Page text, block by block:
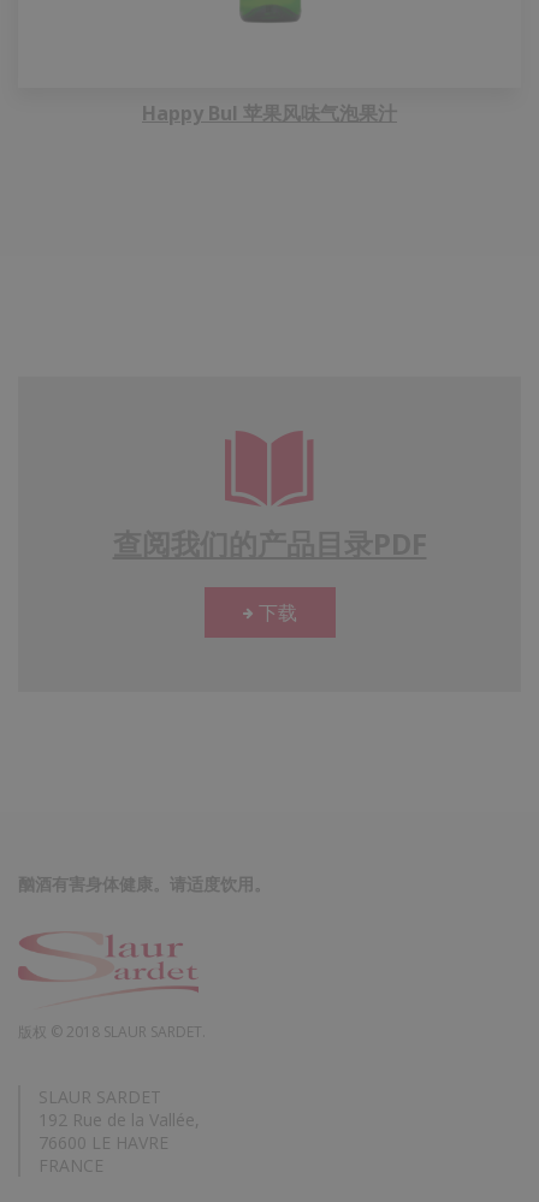
Happy Bul 苹果风味气泡果汁
下载
酗酒有害身体健康。请适度饮用。
版权 © 2018 SLAUR SARDET.
SLAUR SARDET
192 Rue de la Vallée,
76600 LE HAVRE
FRANCE